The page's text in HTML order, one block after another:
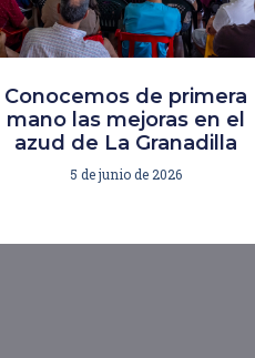
Conocemos de primera
mano las mejoras en el
azud de La Granadilla
5 de junio de 2026